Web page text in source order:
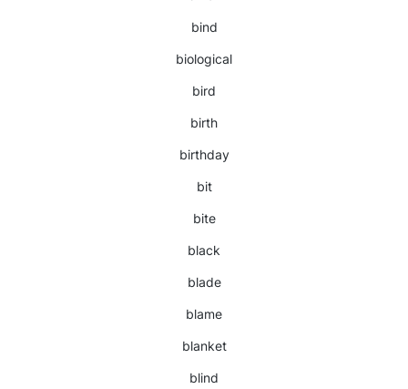
bind
biological
bird
birth
birthday
bit
bite
black
blade
blame
blanket
blind